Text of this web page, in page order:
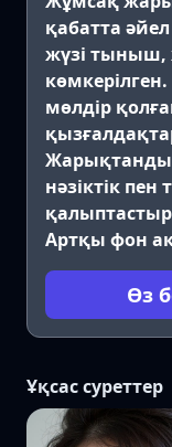
қабатта
жүзі
мөлдір
нәзіктік
Артқы фон
Өз
Ұқсас суреттер